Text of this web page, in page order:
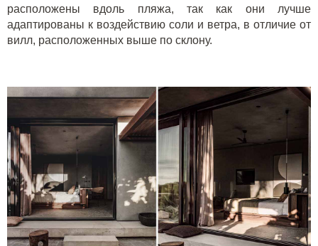
расположены вдоль пляжа, так как они лучше
адаптированы к воздействию соли и ветра, в отличие от
вилл, расположенных выше по склону.